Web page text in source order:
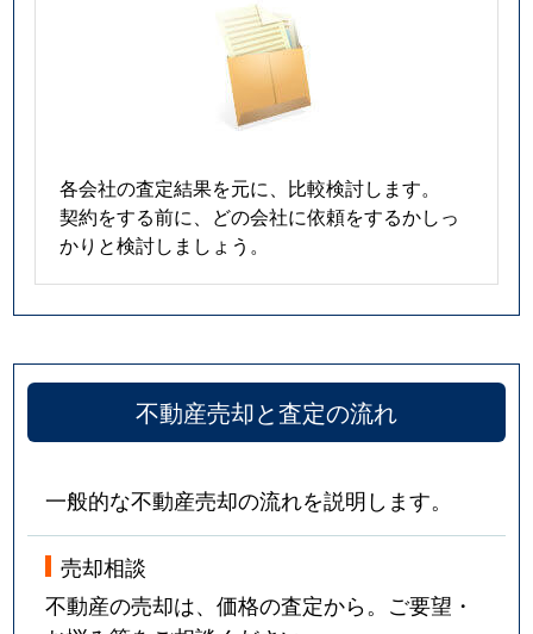
各会社の査定結果を元に、比較検討します。
契約をする前に、どの会社に依頼をするかしっ
かりと検討しましょう。
不動産売却と査定の流れ
一般的な不動産売却の流れを説明します。
売却相談
不動産の売却は、価格の査定から。ご要望・